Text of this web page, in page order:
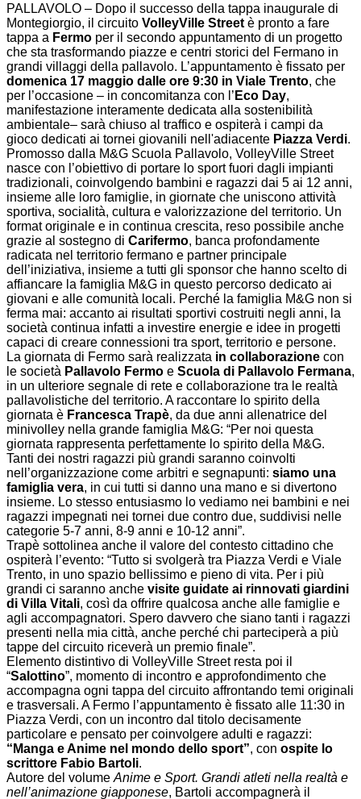
PALLAVOLO – Dopo il successo della tappa inaugurale di
Montegiorgio, il circuito VolleyVille Street è pronto a fare
tappa a Fermo per il secondo appuntamento di un progetto
che sta trasformando piazze e centri storici del Fermano in
grandi villaggi della pallavolo. L’appuntamento è fissato per
domenica 17 maggio dalle ore 9:30 in Viale Trento, che
per l’occasione – in concomitanza con l’ Eco Day,
manifestazione interamente dedicata alla sostenibilità
ambientale– sarà chiuso al traffico e ospiterà i campi da
gioco dedicati ai tornei giovanili nell'adiacente Piazza Verdi.
Promosso dalla M&G Scuola Pallavolo, VolleyVille Street
nasce con l’obiettivo di portare lo sport fuori dagli impianti
tradizionali, coinvolgendo bambini e ragazzi dai 5 ai 12 anni,
insieme alle loro famiglie, in giornate che uniscono attività
sportiva, socialità, cultura e valorizzazione del territorio. Un
format originale e in continua crescita, reso possibile anche
grazie al sostegno di Carifermo, banca profondamente
radicata nel territorio fermano e partner principale
dell’iniziativa, insieme a tutti gli sponsor che hanno scelto di
affiancare la famiglia M&G in questo percorso dedicato ai
giovani e alle comunità locali. Perché la famiglia M&G non si
ferma mai: accanto ai risultati sportivi costruiti negli anni, la
società continua infatti a investire energie e idee in progetti
capaci di creare connessioni tra sport, territorio e persone.
La giornata di Fermo sarà realizzata in collaborazione con
le società Pallavolo Fermo e Scuola di Pallavolo Fermana,
in un ulteriore segnale di rete e collaborazione tra le realtà
pallavolistiche del territorio. A raccontare lo spirito della
giornata è Francesca Trapè, da due anni allenatrice del
minivolley nella grande famiglia M&G: “Per noi questa
giornata rappresenta perfettamente lo spirito della M&G.
Tanti dei nostri ragazzi più grandi saranno coinvolti
nell’organizzazione come arbitri e segnapunti: siamo una
famiglia vera, in cui tutti si danno una mano e si divertono
insieme. Lo stesso entusiasmo lo vediamo nei bambini e nei
ragazzi impegnati nei tornei due contro due, suddivisi nelle
categorie 5-7 anni, 8-9 anni e 10-12 anni”.
Trapè sottolinea anche il valore del contesto cittadino che
ospiterà l’evento: “Tutto si svolgerà tra Piazza Verdi e Viale
Trento, in uno spazio bellissimo e pieno di vita. Per i più
grandi ci saranno anche visite guidate ai rinnovati giardini
di Villa Vitali, così da offrire qualcosa anche alle famiglie e
agli accompagnatori. Spero davvero che siano tanti i ragazzi
presenti nella mia città, anche perché chi parteciperà a più
tappe del circuito riceverà un premio finale”.
Elemento distintivo di VolleyVille Street resta poi il
“Salottino”, momento di incontro e approfondimento che
accompagna ogni tappa del circuito affrontando temi originali
e trasversali. A Fermo l’appuntamento è fissato alle 11:30 in
Piazza Verdi, con un incontro dal titolo decisamente
particolare e pensato per coinvolgere adulti e ragazzi:
“Manga e Anime nel mondo dello sport”, con ospite lo
scrittore Fabio Bartoli.
Autore del volume Anime e Sport. Grandi atleti nella realtà e
nell’animazione giapponese, Bartoli accompagnerà il